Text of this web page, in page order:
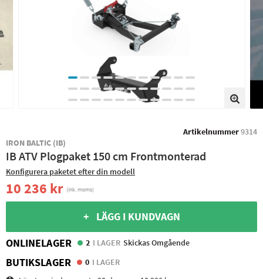
Artikelnummer9314
IRON BALTIC (IB)
IB ATV Plogpaket 150 cm Frontmonterad
Konfigurera paketet efter din modell
10 236 kr (ink. moms)
+ LÄGG I KUNDVAGN
ONLINELAGER
2 I LAGER Skickas Omgående
BUTIKSLAGER 0 I LAGER